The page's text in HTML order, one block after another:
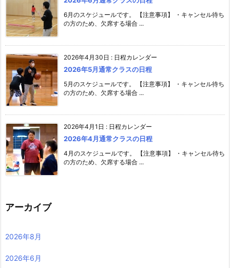
6月のスケジュールです。 【注意事項】 ・キャンセル待ち
の方のため、欠席する場合 ...
2026年4月30日 : 日程カレンダー
2026年5月通常クラスの日程
5月のスケジュールです。 【注意事項】 ・キャンセル待ち
の方のため、欠席する場合 ...
2026年4月1日 : 日程カレンダー
2026年4月通常クラスの日程
4月のスケジュールです。 【注意事項】 ・キャンセル待ち
の方のため、欠席する場合 ...
アーカイブ
2026年8月
2026年6月